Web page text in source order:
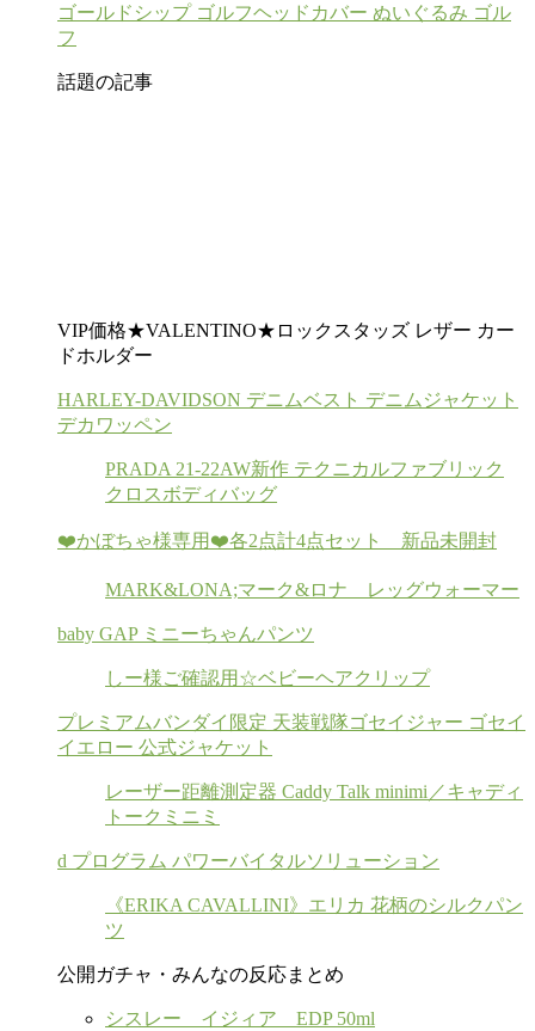
ゴールドシップ ゴルフヘッドカバー ぬいぐるみ ゴル
フ
話題の記事
VIP価格★VALENTINO★ロックスタッズ レザー カー
ドホルダー
HARLEY-DAVIDSON デニムベスト デニムジャケット
デカワッペン
PRADA 21-22AW新作 テクニカルファブリック
クロスボディバッグ
❤️かぼちゃ様専用❤️各2点計4点セット 新品未開封
MARK&LONA;マーク&ロナ レッグウォーマー
baby GAP ミニーちゃんパンツ
しー様ご確認用☆ベビーヘアクリップ
プレミアムバンダイ限定 天装戦隊ゴセイジャー ゴセイ
イエロー 公式ジャケット
レーザー距離測定器 Caddy Talk minimi／キャディ
トークミニミ
d プログラム パワーバイタルソリューション
《ERIKA CAVALLINI》エリカ 花柄のシルクパン
ツ
公開ガチャ・みんなの反応まとめ
シスレー イジィア EDP 50ml